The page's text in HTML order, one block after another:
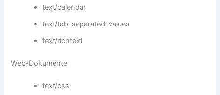
text/calendar
text/tab-separated-values
text/richtext
Web-Dokumente
text/css